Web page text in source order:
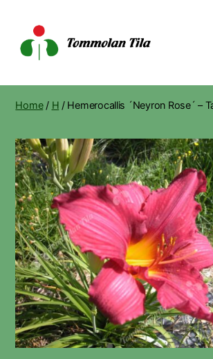
Tila
Home/ H / Hemerocallis ´Neyron Rose´ –